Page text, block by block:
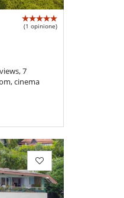
(1 opinione)
7
cinema